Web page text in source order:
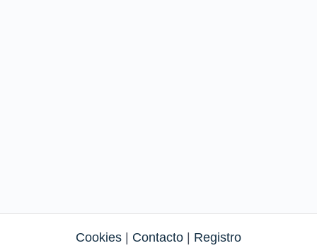
Cookies Contacto Registro